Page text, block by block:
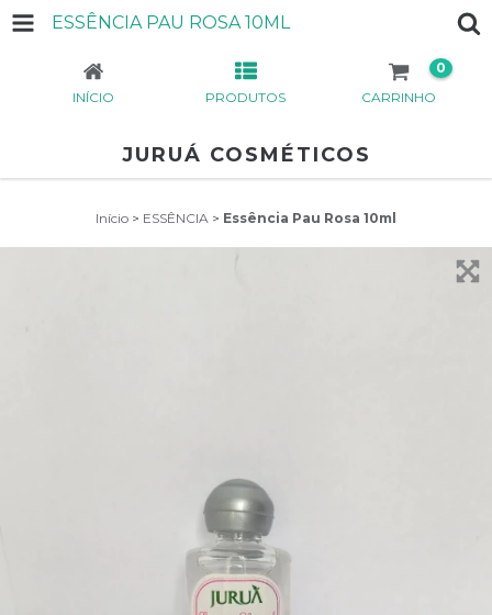
ESSÊNCIA PAU ROSA 10ML
INÍCIO PRODUTOS CARRINHO
0
JURUÁ COSMÉTICOS
Início > ESSÊNCIA > Essência Pau Rosa 10ml